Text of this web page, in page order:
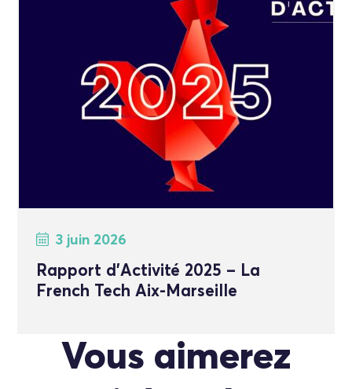
3 juin 2026
Rapport d’Activité 2025 – La
French Tech Aix-Marseille
Vous aimerez